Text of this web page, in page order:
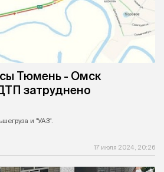
Тюмень - Омск
затруднено
и "УАЗ".
17 июля 2024, 20:26